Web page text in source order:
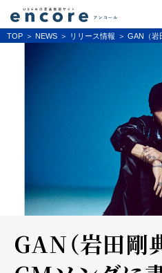
TOP NEWS リリース情報 GAN（岩
GAN（岩田剛